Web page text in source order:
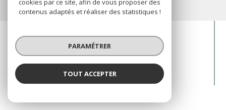
cookies par ce site, afin de vous proposer des
contenus adaptés et réaliser des statistiques !
PARAMÉTRER
TOUT ACCEPTER